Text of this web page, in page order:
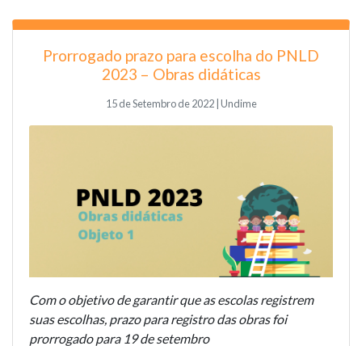
Prorrogado prazo para escolha do PNLD
2023 – Obras didáticas
15 de Setembro de 2022 | Undime
Com o objetivo de garantir que as escolas registrem
suas escolhas, prazo para registro das obras foi
prorrogado para 19 de setembro